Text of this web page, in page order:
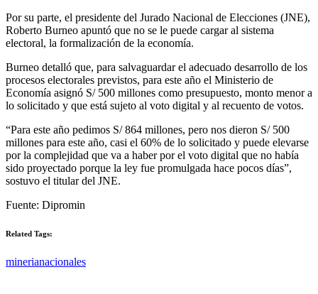
Por su parte, el presidente del Jurado Nacional de Elecciones (JNE),
Roberto Burneo apuntó que no se le puede cargar al sistema
electoral, la formalización de la economía.
Burneo detalló que, para salvaguardar el adecuado desarrollo de los
procesos electorales previstos, para este año el Ministerio de
Economía asignó S/ 500 millones como presupuesto, monto menor a
lo solicitado y que está sujeto al voto digital y al recuento de votos.
“Para este año pedimos S/ 864 millones, pero nos dieron S/ 500
millones para este año, casi el 60% de lo solicitado y puede elevarse
por la complejidad que va a haber por el voto digital que no había
sido proyectado porque la ley fue promulgada hace pocos días”,
sostuvo el titular del JNE.
Fuente: Dipromin
Related Tags:
minerianacionales